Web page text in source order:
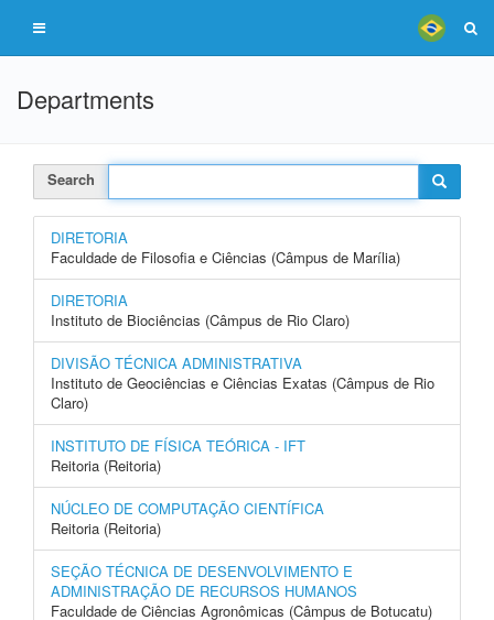
Departments
Search
DIRETORIA
Faculdade de Filosofia e Ciências (Câmpus de Marília)
DIRETORIA
Instituto de Biociências (Câmpus de Rio Claro)
DIVISÃO TÉCNICA ADMINISTRATIVA
Instituto de Geociências e Ciências Exatas (Câmpus de Rio
Claro)
INSTITUTO DE FÍSICA TEÓRICA - IFT
Reitoria (Reitoria)
NÚCLEO DE COMPUTAÇÃO CIENTÍFICA
Reitoria (Reitoria)
SEÇÃO TÉCNICA DE DESENVOLVIMENTO E
ADMINISTRAÇÃO DE RECURSOS HUMANOS
Faculdade de Ciências Agronômicas (Câmpus de Botucatu)